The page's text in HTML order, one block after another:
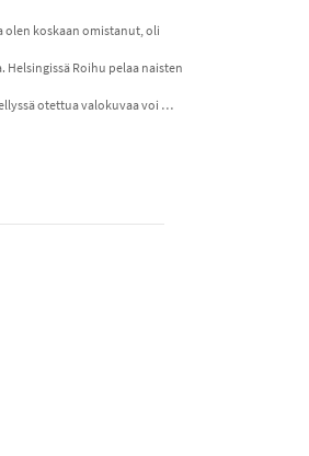
olen koskaan omistanut, oli
Roihu pelaa naisten
otettua valokuvaa voi …